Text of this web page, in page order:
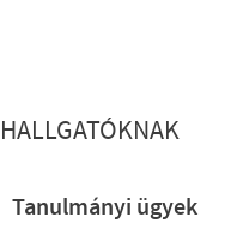
HALLGATÓKNAK
Tanulmányi ügyek